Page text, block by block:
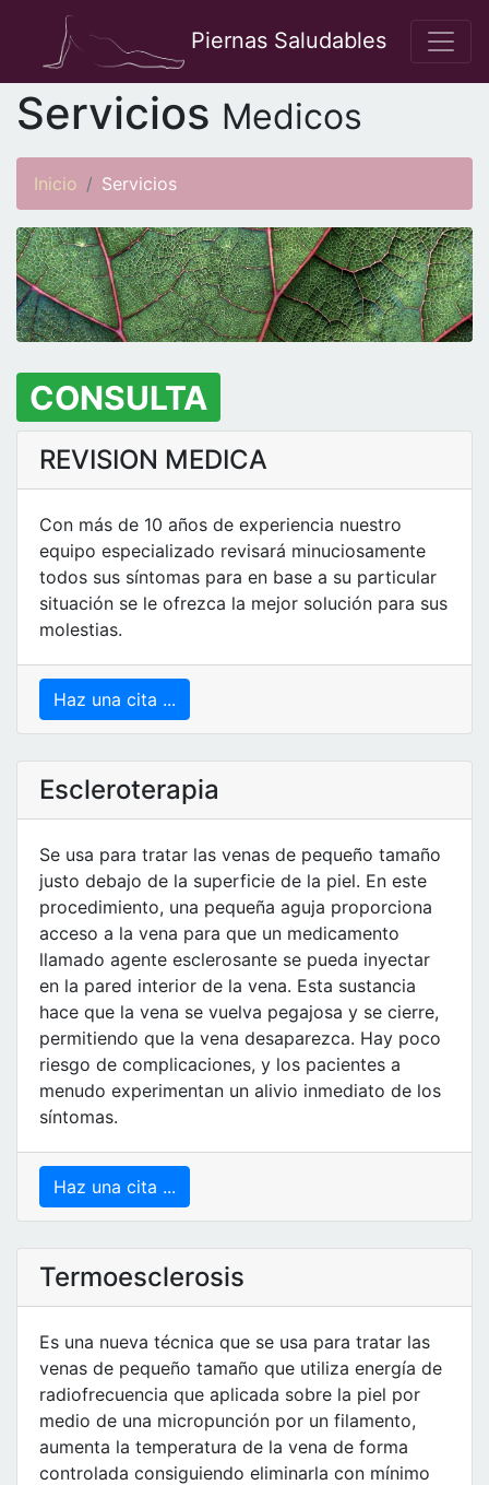
Piernas Saludables
Servicios Medicos
Inicio Servicios
CONSULTA
REVISION MEDICA
Con más de 10 años de experiencia nuestro
equipo especializado revisará minuciosamente
todos sus síntomas para en base a su particular
situación se le ofrezca la mejor solución para sus
molestias.
Haz una cita ...
Escleroterapia
Se usa para tratar las venas de pequeño tamaño
justo debajo de la superficie de la piel. En este
procedimiento, una pequeña aguja proporciona
acceso a la vena para que un medicamento
llamado agente esclerosante se pueda inyectar
en la pared interior de la vena. Esta sustancia
hace que la vena se vuelva pegajosa y se cierre,
permitiendo que la vena desaparezca. Hay poco
riesgo de complicaciones, y los pacientes a
menudo experimentan un alivio inmediato de los
síntomas.
Haz una cita ...
Termoesclerosis
Es una nueva técnica que se usa para tratar las
venas de pequeño tamaño que utiliza energía de
radiofrecuencia que aplicada sobre la piel por
medio de una micropunción por un filamento,
aumenta la temperatura de la vena de forma
controlada consiguiendo eliminarla con mínimo